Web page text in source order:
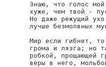
Знаю, что голос
хуже, чем твой -
Но даже режущий
лучше безмолвных
Мир если гибнет, то
грома и лязга; но
робкой, прощающей
веры в него,